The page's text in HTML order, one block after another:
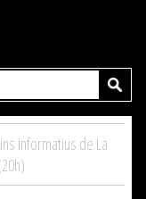
informatius de La